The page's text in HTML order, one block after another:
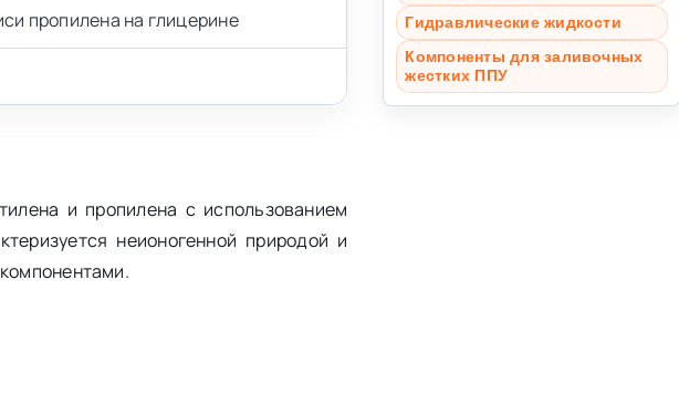
пропилена на глицерине
и пропилена с использованием
неионогенной природой и
Гидравлические жидкости
Компоненты для заливочных
жестких ППУ